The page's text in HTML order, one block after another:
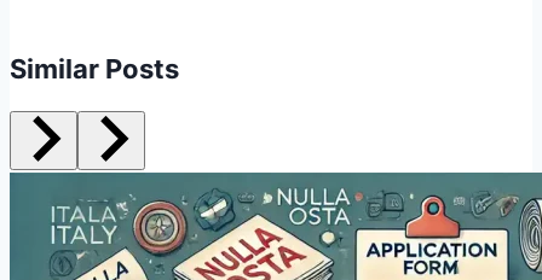
Similar Posts